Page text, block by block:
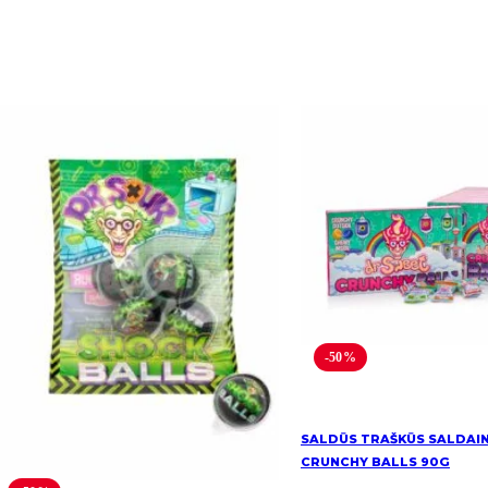
-50%
SALDŪS TRAŠKŪS
CRUNCHY BALLS 90G